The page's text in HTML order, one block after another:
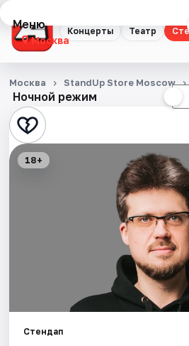
Концерты Театр
Меню
Москва
Концерты
Театр
Стендап
Ночной режим
Москва StandUp Store Moscow
18+
Стендап